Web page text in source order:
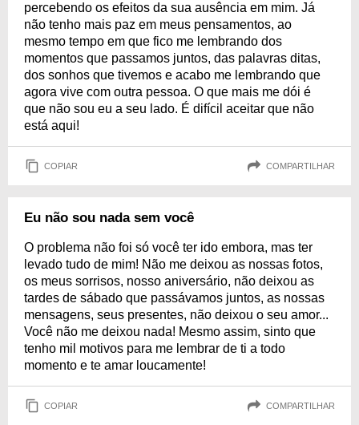
percebendo os efeitos da sua ausência em mim. Já
não tenho mais paz em meus pensamentos, ao
mesmo tempo em que fico me lembrando dos
momentos que passamos juntos, das palavras ditas,
dos sonhos que tivemos e acabo me lembrando que
agora vive com outra pessoa. O que mais me dói é
que não sou eu a seu lado. É difícil aceitar que não
está aqui!
COPIAR COMPARTILHAR
Eu não sou nada sem você
O problema não foi só você ter ido embora, mas ter
levado tudo de mim! Não me deixou as nossas fotos,
os meus sorrisos, nosso aniversário, não deixou as
tardes de sábado que passávamos juntos, as nossas
mensagens, seus presentes, não deixou o seu amor...
Você não me deixou nada! Mesmo assim, sinto que
tenho mil motivos para me lembrar de ti a todo
momento e te amar loucamente!
COPIAR COMPARTILHAR